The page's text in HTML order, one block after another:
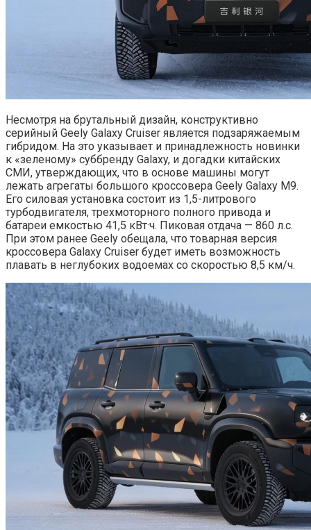
Несмотря на брутальный дизайн, конструктивно
серийный Geely Galaxy Cruiser является подзаряжаемым
гибридом. На это указывает и принадлежность новинки
к «зеленому» суббренду Galaxy, и догадки китайских
СМИ, утверждающих, что в основе машины могут
лежать агрегаты большого кроссовера Geely Galaxy M9.
Его силовая установка состоит из 1,5-литрового
турбодвигателя, трехмоторного полного привода и
батареи емкостью 41,5 кВт·ч. Пиковая отдача — 860 л.с.
При этом ранее Geely обещала, что товарная версия
кроссовера Galaxy Cruiser будет иметь возможность
плавать в неглубоких водоемах со скоростью 8,5 км/ч.